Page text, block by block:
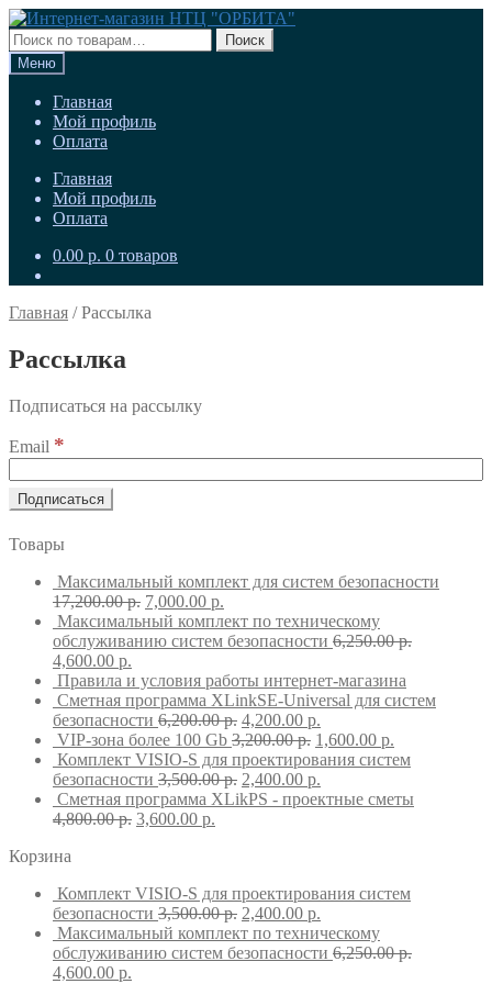
Перейти
к
навигации
Перейти
к
содержимому
Искать:
Поиск
Меню
Главная
Мой профиль
Оплата
Главная
Мой профиль
Оплата
0.00 р. 0 товаров
Главная /Рассылка
Рассылка
Подписаться на рассылку
Email *
Товары
Максимальный комплект для систем безопасности
17,200.00р. 7,000.00 р.
Максимальный комплект по техническому
обслуживанию систем безопасности 6,250.00р.
4,600.00 р.
Правила и условия работы интернет-магазина
Сметная программа XLinkSE-Universal для систем
безопасности 6,200.00р. 4,200.00 р.
VIP-зона более 100 Gb 3,200.00р. 1,600.00 р.
Комплект VISIO-S для проектирования систем
безопасности 3,500.00р. 2,400.00 р.
Сметная программа XLikPS - проектные сметы
4,800.00р. 3,600.00 р.
Корзина
Комплект VISIO-S для проектирования систем
безопасности 3,500.00р. 2,400.00 р.
Максимальный комплект по техническому
обслуживанию систем безопасности 6,250.00р.
4,600.00 р.